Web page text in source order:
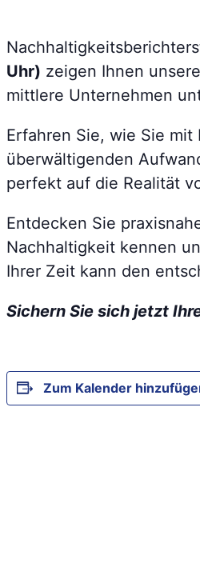
Uhr) zeigen Ihnen
mittlere Unternehmen
Erfahren Sie, wie Sie
überwältigenden
perfekt auf die Realität
Entdecken Sie
Nachhaltigkeit kennen
Ihrer Zeit kann den
Sichern Sie sich jetzt
Zum Kalender